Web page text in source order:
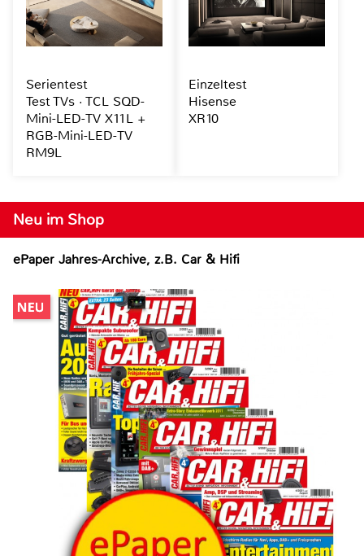
Neu im Shop
ePaper Jahres-Archive, z.B. Car & Hifi
Serientest
Test TVs · TCL SQD-
Mini-LED-TV X11L +
RGB-Mini-LED-TV
RM9L
Einzeltest
Hisense
XR10